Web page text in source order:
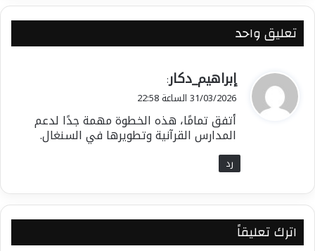
تعليق واحد
ي
ق
ل
إبراهيم_دكار:
31/03/2026 الساعة 22:58
أتفق تمامًا، هذه الخطوة مهمة جدًا لدعم
المدارس القرآنية وتطويرها في السنغال.
رد
اترك تعليقاً